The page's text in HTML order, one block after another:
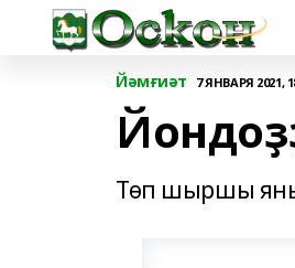
Йәмғиәт 7 ЯНВАРЯ 2021,
Төп шыршы